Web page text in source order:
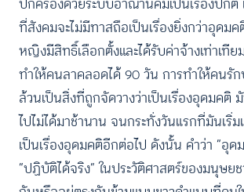
ที่สังคมจะไม่มีทาสถือเป็นเรื่องยิ่งกว่าอุดม
หญิงมีสิทธิ์เลือกตั้งและได้รับค่าจ้างเท่าเที
ทำให้คนลาคลอดได้ 90 วัน การทำให้คนรั
ล้วนเป็นสิ่งที่ถูกจัดวางว่าเป็นเรื่องอุดมคติ
ไปไม่ได้มาช้านาน จนกระทั่งวันแรกที่มันเริ่
เป็นเรื่องอุดมคติอีกต่อไป ดังนั้น คำว่า “อุด
“ปฏิบัติได้จริง” ในประวัติศาสตร์ของมนุษย